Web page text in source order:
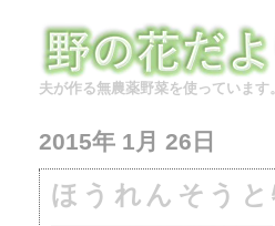
夫が作る無農薬野菜を使っています。
2015年 1月 26日
ほうれんそう